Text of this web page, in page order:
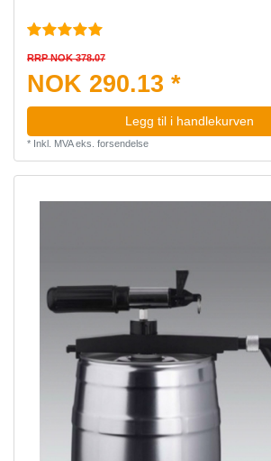
RRP NOK 378.07
NOK 290.13 *
Legg til i handlekurven
* Inkl. MVAeks. forsendelse